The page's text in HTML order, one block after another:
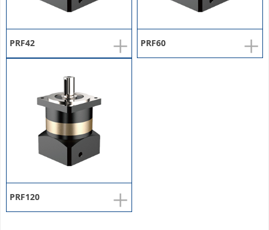
+
PRF42 +
PRF60
+
PRF120